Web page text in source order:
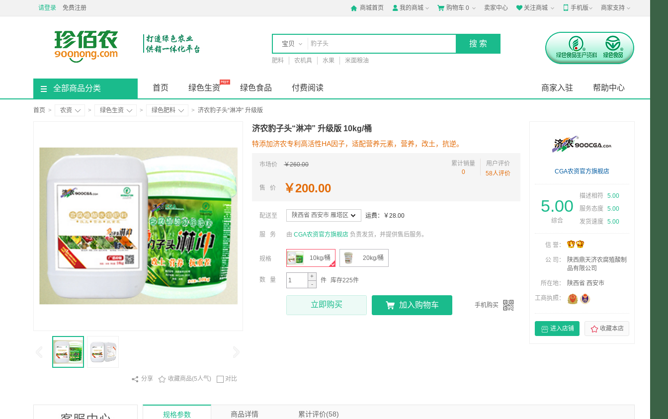
请登录 免费注册  商城首页  我的商城  购物车 0 卖家中心 关注商城 手机版 商家支持
宝贝
店铺
肥料 农机具 水果 米面粮油
全部商品分类 首页 绿色生资 绿色食品 帮助中心
商家入驻
付费阅读
首页 > 农资 > 绿色生资 > 绿色肥料 > 济农豹子头“淋冲” 升级版
对比
 收藏商品(5人气)
 分享
济农豹子头“淋冲” 升级版 10kg/桶
特添加济农专利高活性HA因子，适配营养元素，营养，改土，抗逆。
市场价 ￥260.00
累计销量
0
用户评价
58人评价
售 价 ￥200.00
配送至 陕西省 西安市 雁塔区 运费：￥28.00
服 务 由 CGA农资官方旗舰店 负责发货，并提供售后服务。
规格 10kg/桶 20kg/桶
数 量
+
-
件 库存225件
立即购买  加入购物车 手机购买 
CGA农资官方旗舰店
5.00
综合
描述相符 5.00
服务态度
5.00
发货速度
5.00
信 誉：
公 司：
陕西鼎天济农腐殖酸制
品有限公司
所在地： 陕西省 西安市
工商执照：
 进入店铺  收藏本店
规格参数 商品详情 累计评价(58)